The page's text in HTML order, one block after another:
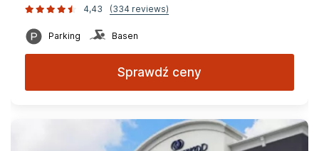
4,43
(334 reviews)
Parking Basen
Sprawdź ceny